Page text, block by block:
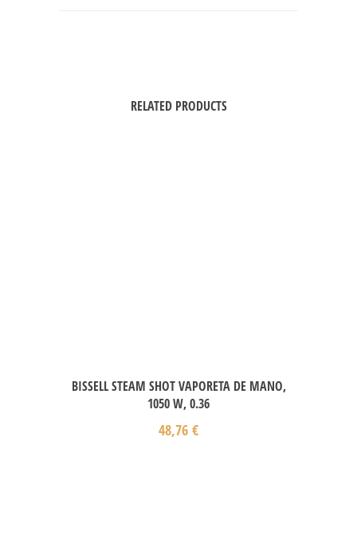
RELATED PRODUCTS
BISSELL STEAM SHOT VAPORETA DE MANO,
1050 W, 0.36
48,76 €